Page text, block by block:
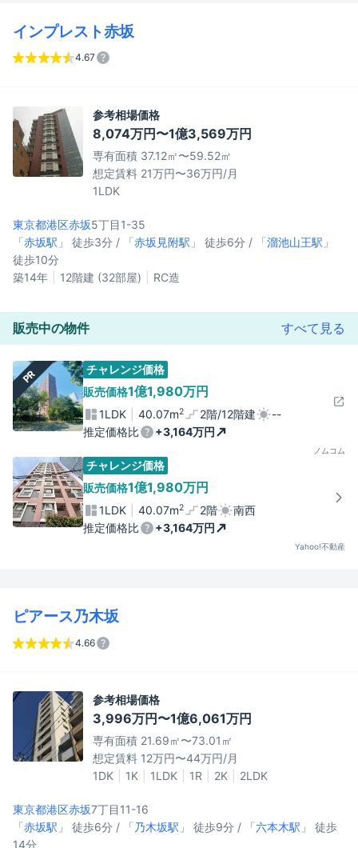
インプレスト赤坂
4.67
参考相場価格
8,074万円〜1億3,569万円
専有面積 37.12㎡〜59.52㎡
想定賃料 21万円〜36万円/月
1LDK
東京都港区赤坂5丁目1-35
「赤坂駅 」 徒歩3分 / 「赤坂見附駅 」 徒歩6分 / 「溜池山王駅 」
徒歩10分
築14年
12階建 (32部屋) RC造
販売中の物件 すべて見る
PR
チャレンジ価格
販売価格1億1,980万円
1LDK 40.07m2 2階/12階建
--
推定価格比
+3,164万円
ノムコム
チャレンジ価格
販売価格1億1,980万円
1LDK 40.07m2 2階
南西
推定価格比
+3,164万円
Yahoo!不動産
ピアース乃木坂
4.66
参考相場価格
3,996万円〜1億6,061万円
専有面積 21.69㎡〜73.01㎡
想定賃料 12万円〜44万円/月
1DK
1K 1LDK 1R 2K 2LDK
東京都港区赤坂7丁目11-16
「赤坂駅 」 徒歩6分 / 「乃木坂駅 」 徒歩9分 / 「六本木駅 」 徒歩
14分